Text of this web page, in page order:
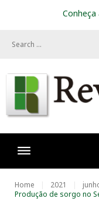
Conheça
Home 2021
Produção de sorgo no